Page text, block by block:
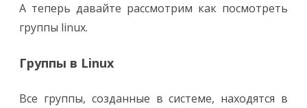
А теперь давайте рассмотрим как посмотреть
группы linux.
Группы в Linux
Все группы, созданные в системе, находятся в